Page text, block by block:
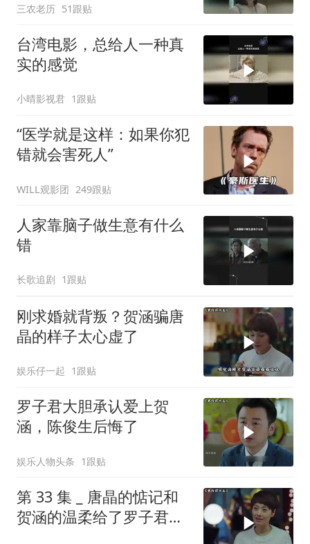
三农老历 51跟贴
台湾电影，总给人一种真
实的感觉
小晴影视君 1跟贴
“医学就是这样：如果你犯
错就会害死人”
WILL观影团 249跟贴
人家靠脑子做生意有什么
错
长歌追剧 1跟贴
刚求婚就背叛？贺涵骗唐
晶的样子太心虚了
娱乐仔一起 1跟贴
罗子君大胆承认爱上贺
涵，陈俊生后悔了
娱乐人物头条 1跟贴
第 33 集 _ 唐晶的惦记和
贺涵的温柔给了罗子君搬